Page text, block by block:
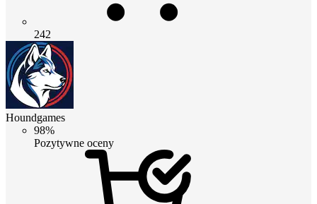
242
Houndgames
98%
Pozytywne oceny